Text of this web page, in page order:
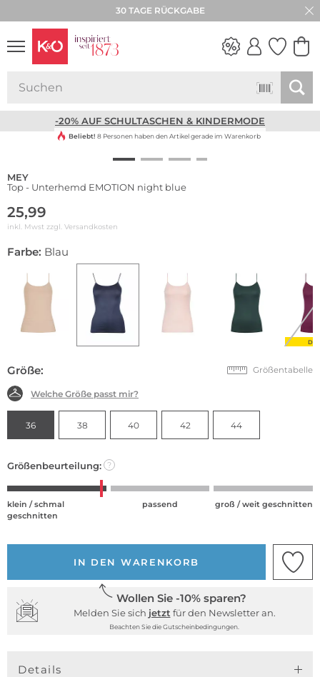
30 TAGE RÜCKGABE
-20% AUF SCHULTASCHEN & KINDERMODE
Beliebt! 8 Personen haben den Artikel gerade im Warenkorb
MEY
Top - Unterhemd EMOTION night blue
25,99
inkl. Mwst zzgl. Versandkosten
Farbe: Blau
Größe: Größentabelle
Welche Größe passt mir?
36 38 40 42 44
Größenbeurteilung: ?
klein / schmal
geschnitten
passend groß / weit geschnitten
IN DEN WARENKORB
Wollen Sie -10% sparen?
Melden Sie sich jetzt für den Newsletter an.
Beachten Sie die Gutscheinbedingungen.
Details